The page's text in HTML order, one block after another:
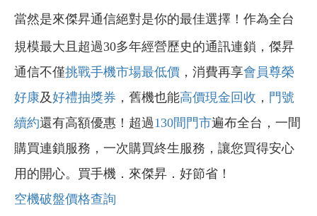
當然是來傑昇通信絕對是你的最佳選擇！作為全台
規模最大且超過30多年經營歷史的通訊連鎖，傑昇
通信不僅挑戰手機市場最低價 ，消費再享會員尊榮
好康及好禮抽獎券 ，舊機也能高價現金回收 ， 門號
續約還有高額優惠！超過130間門市遍布全台，一間
購買連鎖服務，一次購買終生服務，讓您買得安心
用的開心。買手機．來傑昇．好節省！
空機破盤價格查詢